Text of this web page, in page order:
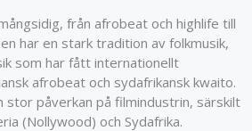
från afrobeat och highlife till
har en stark tradition av folkmusik,
som har fått internationellt
afrobeat och sydafrikansk kwaito.
stor påverkan på filmindustrin, särskilt
(Nollywood) och Sydafrika.